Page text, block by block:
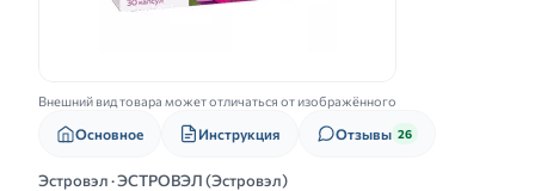
Внешний вид товара может отличаться от изображённого
Основное Инструкция Отзывы 26
Эстровэл · ЭСТРОВЭЛ (Эстровэл)